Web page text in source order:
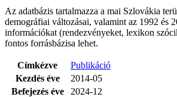
Az adatbázis tartalmazza a mai Szlovákia
demográfiai változásai, valamint az 1992 és
információkat (rendezvényeket, lexikon
fontos forrásbázisa lehet.
Címkézve
Publikáció
Kezdés éve
2014-05
Befejezés éve
2024-12